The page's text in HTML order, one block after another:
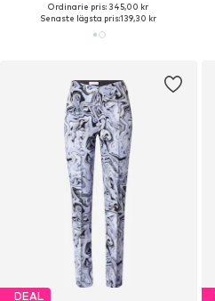
Ordinarie pris: 345,00 kr
Senaste lägsta pris:139,30 kr
DEAL